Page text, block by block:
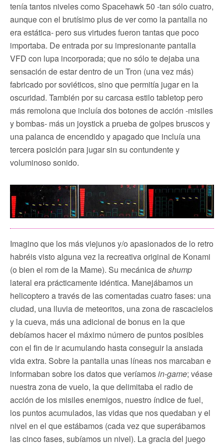
tenía tantos niveles como Spacehawk 50 -tan sólo cuatro,
aunque con el brutísimo plus de ver como la pantalla no
era estática- pero sus virtudes fueron tantas que poco
importaba. De entrada por su impresionante pantalla
VFD con lupa incorporada; que no sólo te dejaba una
sensación de estar dentro de un Tron (una vez más)
fabricado por soviéticos, sino que permitía jugar en la
oscuridad. También por su carcasa estilo tabletop pero
más remolona que incluía dos botones de acción -misiles
y bombas- más un joystick a prueba de golpes bruscos y
una palanca de encendido y apagado que incluía una
tercera posición para jugar sin su contundente y
voluminoso sonido.
Imagino que los más viejunos y/o apasionados de lo retro
habréis visto alguna vez la recreativa original de Konami
(o bien el rom de la Mame). Su mecánica deshump
lateral era prácticamente idéntica. Manejábamos un
helicoptero a través de las comentadas cuatro fases: una
ciudad, una lluvia de meteoritos, una zona de rascacielos
y la cueva, más una adicional de bonus en la que
debíamos hacer el máximo número de puntos posibles
con el fin de ir acumulando hasta conseguir la ansiada
vida extra. Sobre la pantalla unas líneas nos marcaban e
informaban sobre los datos que veríamosin-game; véase
nuestra zona de vuelo, la que delimitaba el radio de
acción de los misiles enemigos, nuestro índice de fuel,
los puntos acumulados, las vidas que nos quedaban y el
nivel en el que estábamos (cada vez que superábamos
las cinco fases, subíamos un nivel). La gracia del juego